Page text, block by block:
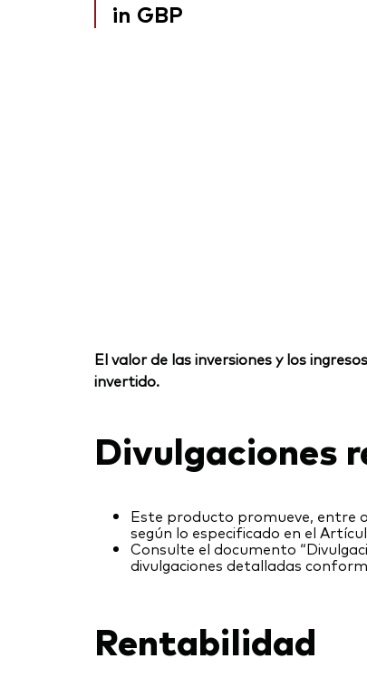
in GBP
El valor de las inversiones y los
invertido.
Divulgaciones
Este producto promueve, entre
según lo especificado en el
Consulte el documento
divulgaciones detalladas
Rentabilidad